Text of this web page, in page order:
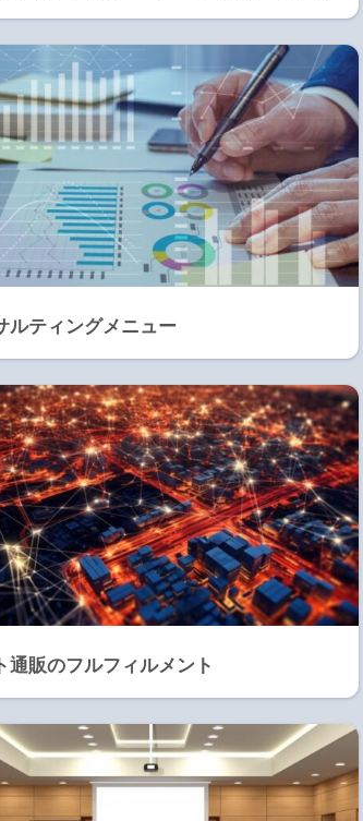
ルティングメニュー
通販のフルフィルメント